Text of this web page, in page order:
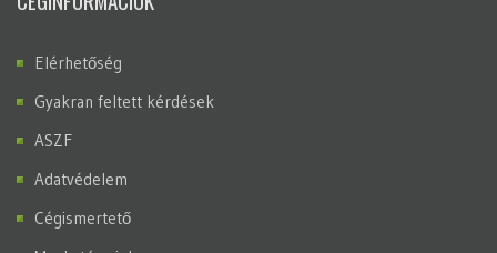
Elérhetőség
Gyakran feltett kérdések
ASZF
Adatvédelem
Cégismertető